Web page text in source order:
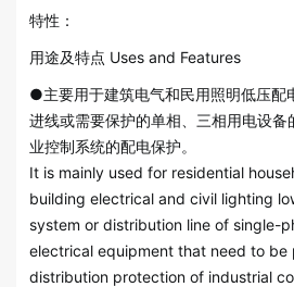
特性：
用途及特点 Uses and Features
●主要用于建筑电气和民用照明低压配
进线或需要保护的单相、三相用电设备
业控制系统的配电保护。
It is mainly used for residential
building electrical and civil lighting
system or distribution line of single-
electrical equipment that need to be
distribution protection of industrial